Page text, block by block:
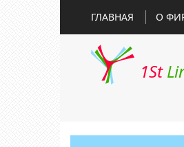
ГЛАВНАЯ О
1St